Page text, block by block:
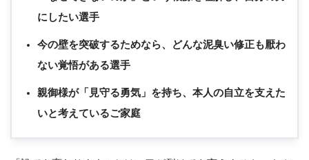
にしたい選手
今の壁を突破するためなら、どんな泥臭い修正も厭わ
ない覚悟がある選手
親御様が「見守る勇気」を持ち、本人の自立を支えた
いと考えているご家庭